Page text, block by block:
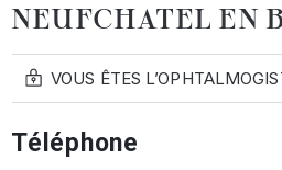
NEUFCHATEL EN
VOUS ÊTES
Téléphone